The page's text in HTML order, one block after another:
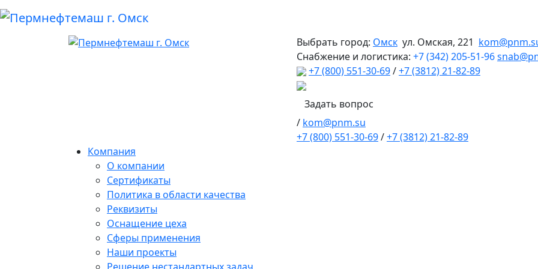
Выбрать город: Омск ул. Омская, 221
Снабжение и логистика: +7 (342) 205-51-96
+7 (800) 551-30-69/+7 (3812) 21-82-89
Задать вопрос
/ kom@pnm.su
+7 (800) 551-30-69/+7 (3812) 21-82-89
Компания
О компании
Сертификаты
Политика в области качества
Реквизиты
Оснащение цеха
Сферы применения
Наши проекты